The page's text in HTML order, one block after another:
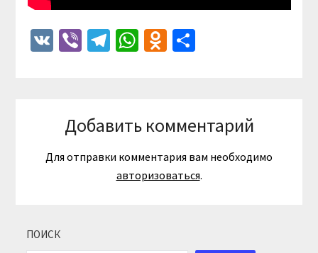
VKViberTelegram
WhatsApp
Odnoklassniki
Отправить
Добавить комментарий
Для отправки комментария вам необходимо
авторизоваться.
ПОИСК